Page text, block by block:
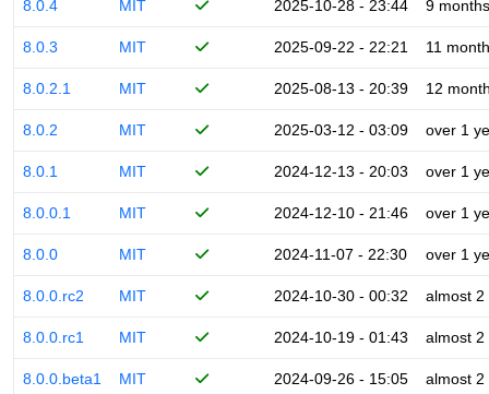
8.0.4 MIT 2025-10-28 - 23:44 9 months
8.0.3 MIT 2025-09-22 - 22:21 11
8.0.2.1 MIT 2025-08-13 - 20:39 12
8.0.2 MIT 2025-03-12 - 03:09 over 1
8.0.1 MIT 2024-12-13 - 20:03 over 1
8.0.0.1 MIT 2024-12-10 - 21:46 over 1
8.0.0 MIT 2024-11-07 - 22:30 over 1
8.0.0.rc2 MIT 2024-10-30 - 00:32 almost 2
8.0.0.rc1 MIT 2024-10-19 - 01:43 almost 2
8.0.0.beta1 MIT 2024-09-26 - 15:05 almost 2